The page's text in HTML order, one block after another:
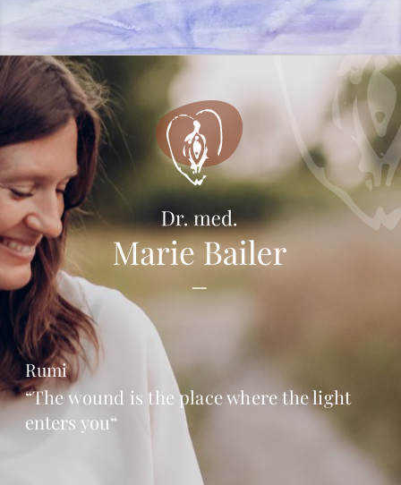
Rumi
“The wound is the place where the light
enters you“